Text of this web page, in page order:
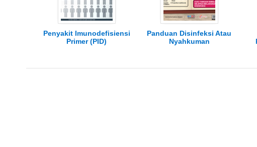
Penyakit Imunodefisiensi
Primer (PID)
Panduan Disinfeksi Atau
Nyahkuman